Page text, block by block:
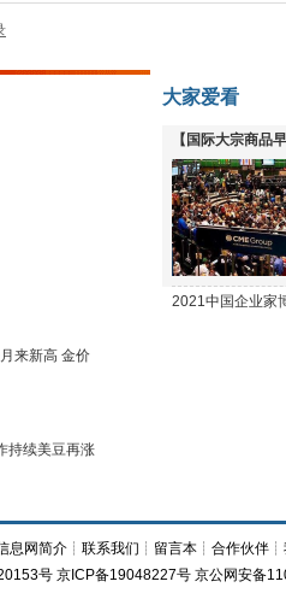
来新高 金价
持续美豆再涨
大家爱看
【国际大宗商品
下跌
2021中国企业家
息网简介 ┊联系我们 ┊ 留言本 ┊合作伙伴 ┊
号 京ICP备19048227号 京公网安备